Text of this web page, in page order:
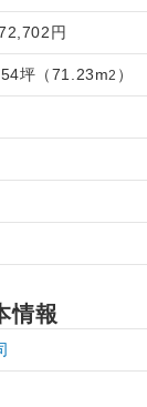
円
坪 （71.23m2 ）
情報